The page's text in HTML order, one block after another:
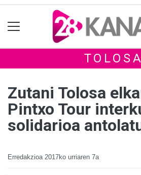
TOLOSA
Zutani Tolosa
Pintxo Tour
solidarioa
Erredakzioa 2017ko urriaren 7a